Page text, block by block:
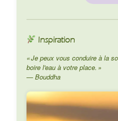
Inspiration
« Je peux vous conduire à la
boire l'eau à votre place. »
— Bouddha